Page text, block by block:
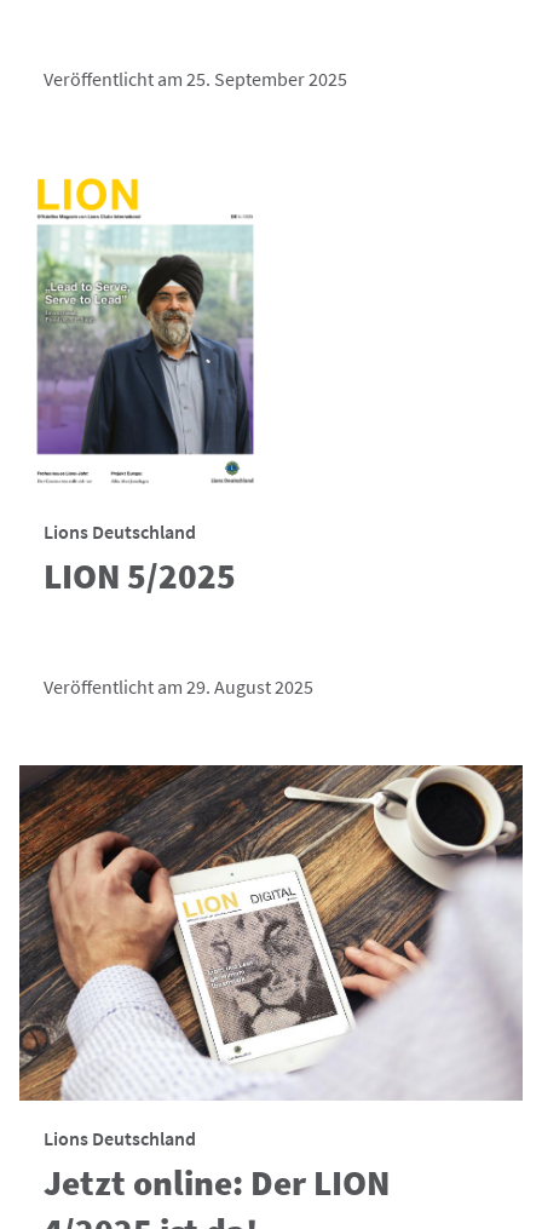
Veröffentlicht am 25. September 2025
Lions Deutschland
LION 5/2025
Veröffentlicht am 29. August 2025
Lions Deutschland
Jetzt online: Der LION